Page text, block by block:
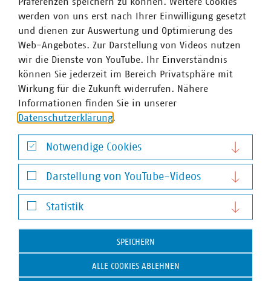
Alexander Neubauer
Senior-Fachgebietsleiter Abfall- und
Wertstoffsammlung
neubauer(at)vku(dot)de
Schlagworte
werden von uns erst nach Ihrer Einwilligung gesetzt
und dienen zur Auswertung und Optimierung des
Web-Angebotes. Zur Darstellung von Videos nutzen
wir die Dienste von YouTube. Ihr Einverständnis
können Sie jederzeit im Bereich Privatsphäre mit
Wirkung für die Zukunft widerrufen. Nähere
Informationen finden Sie in unserer
Datenschutzerklärung
Notwendige Cookies
Notwendige Cookies
Darstellung von YouTube-Videos
Darstellung von YouTube-Videos
Statistik
Statistik
SPEICHERN
ALLE COOKIES ABLEHNEN